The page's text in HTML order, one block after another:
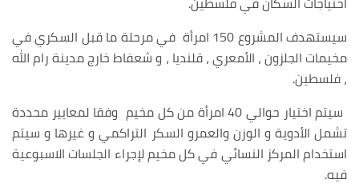
سيستهدف المشروع 150 امرأة في مرحلة ما قبل السكري في
مخيمات الجلزون ، الأمعري ، قلنديا ، و شعفاط خارج مدينة رام الله
، فلسطين.
سيتم اختيار حوالي 40 امرأة من كل مخيم وفقا لمعايير محددة
تشمل الأدوية و الوزن والعمرو السكر التراكمي و غيرها و سيتم
استخدام المركز النسائي في كل مخيم لإجراء الجلسات الاسبوعية
فيه.